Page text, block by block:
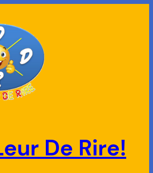
De Rire!